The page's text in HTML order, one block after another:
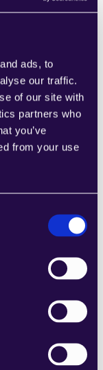
ads, to
our traffic.
of our site with
partners who
you’ve
from your use
München
München
München
München